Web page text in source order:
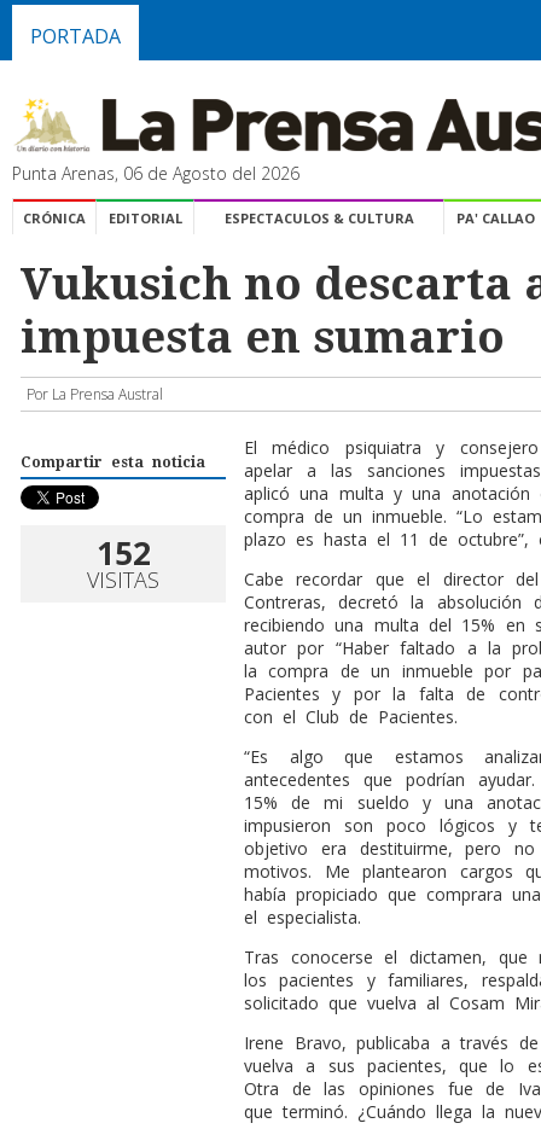
PORTADA
Punta Arenas, 06 de Agosto del 2026
CRÓNICA EDITORIAL ESPECTACULOS & CULTURA PA' CALLAO
Vukusich no descarta
impuesta en sumario
Por La Prensa Austral
Compartir esta noticia
152
VISITAS
El médico psiquiatra y
apelar a las sanciones
aplicó una multa y una anotación
compra de un inmueble. “Lo
plazo es hasta el 11 de octubre”,
Cabe recordar que el director
Contreras, decretó la
recibiendo una multa del 15% en
autor por “Haber faltado a la
la compra de un inmueble por
Pacientes y por la falta de
con el Club de Pacientes.
“Es algo que estamos
antecedentes que podrían
15% de mi sueldo y una
impusieron son poco lógicos y
objetivo era destituirme, pero
motivos. Me plantearon cargos
había propiciado que comprara
el especialista.
Tras conocerse el dictamen,
los pacientes y familiares,
solicitado que vuelva al Cosam
Irene Bravo, publicaba a través
vuelva a sus pacientes, que lo
Otra de las opiniones fue de
que terminó. ¿Cuándo llega la